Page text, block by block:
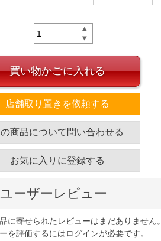
買い物かごに入れる
店舗取り置きを依頼する
商品について問い合わせる
お気に入りに登録する
ユーザーレビュー
に寄せられたレビューはまだありません。
を評価するにはログインが必要です。